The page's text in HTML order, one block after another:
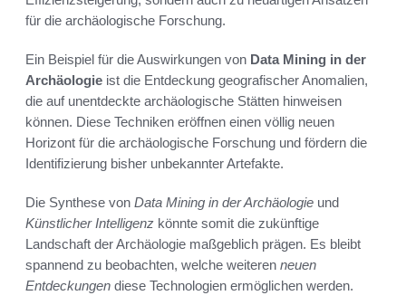
für die archäologische Forschung.
Ein Beispiel für die Auswirkungen von Data Mining in der
Archäologie ist die Entdeckung geografischer Anomalien,
die auf unentdeckte archäologische Stätten hinweisen
können. Diese Techniken eröffnen einen völlig neuen
Horizont für die archäologische Forschung und fördern die
Identifizierung bisher unbekannter Artefakte.
Die Synthese von Data Mining in der Archäologie und
Künstlicher Intelligenz könnte somit die zukünftige
Landschaft der Archäologie maßgeblich prägen. Es bleibt
spannend zu beobachten, welche weiteren neuen
Entdeckungen diese Technologien ermöglichen werden.